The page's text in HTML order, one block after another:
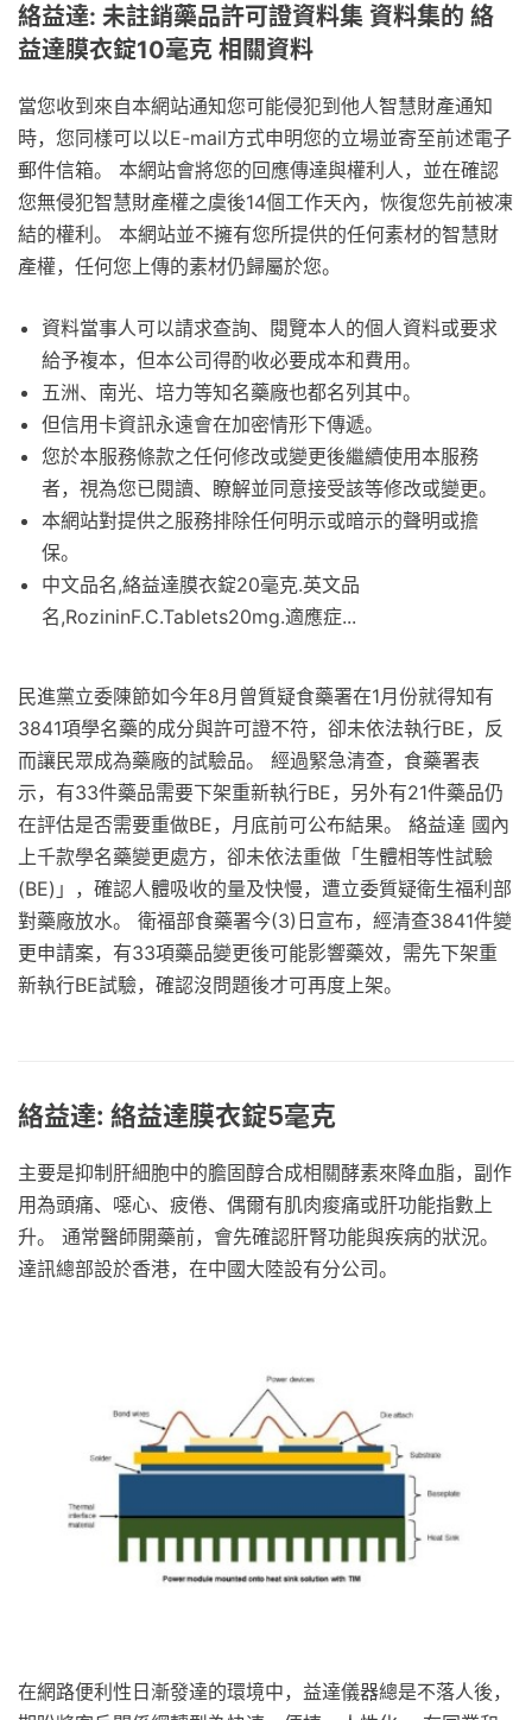
絡益達: 未註銷藥品許可證資料集 資料集的 絡
益達膜衣錠10毫克 相關資料
當您收到來自本網站通知您可能侵犯到他人智慧財產通知
時，您同樣可以以E-mail方式申明您的立場並寄至前述電子
郵件信箱。 本網站會將您的回應傳達與權利人，並在確認
您無侵犯智慧財產權之虞後14個工作天內，恢復您先前被凍
結的權利。 本網站並不擁有您所提供的任何素材的智慧財
產權，任何您上傳的素材仍歸屬於您。
資料當事人可以請求查詢、閱覽本人的個人資料或要求
給予複本，但本公司得酌收必要成本和費用。
五洲、南光、培力等知名藥廠也都名列其中。
但信用卡資訊永遠會在加密情形下傳遞。
您於本服務條款之任何修改或變更後繼續使用本服務
者，視為您已閱讀、瞭解並同意接受該等修改或變更。
本網站對提供之服務排除任何明示或暗示的聲明或擔
保。
中文品名,絡益達膜衣錠20毫克.英文品
名,RozininF.C.Tablets20mg.適應症...
民進黨立委陳節如今年8月曾質疑食藥署在1月份就得知有
3841項學名藥的成分與許可證不符，卻未依法執行BE，反
而讓民眾成為藥廠的試驗品。 經過緊急清查，食藥署表
示，有33件藥品需要下架重新執行BE，另外有21件藥品仍
在評估是否需要重做BE，月底前可公布結果。 絡益達 國內
上千款學名藥變更處方，卻未依法重做「生體相等性試驗
(BE)」，確認人體吸收的量及快慢，遭立委質疑衛生福利部
對藥廠放水。 衛福部食藥署今(3)日宣布，經清查3841件變
更申請案，有33項藥品變更後可能影響藥效，需先下架重
新執行BE試驗，確認沒問題後才可再度上架。
絡益達: 絡益達膜衣錠5毫克
主要是抑制肝細胞中的膽固醇合成相關酵素來降血脂，副作
用為頭痛、噁心、疲倦、偶爾有肌肉痠痛或肝功能指數上
升。 通常醫師開藥前，會先確認肝腎功能與疾病的狀況。
達訊總部設於香港，在中國大陸設有分公司。
在網路便利性日漸發達的環境中，益達儀器總是不落人後，